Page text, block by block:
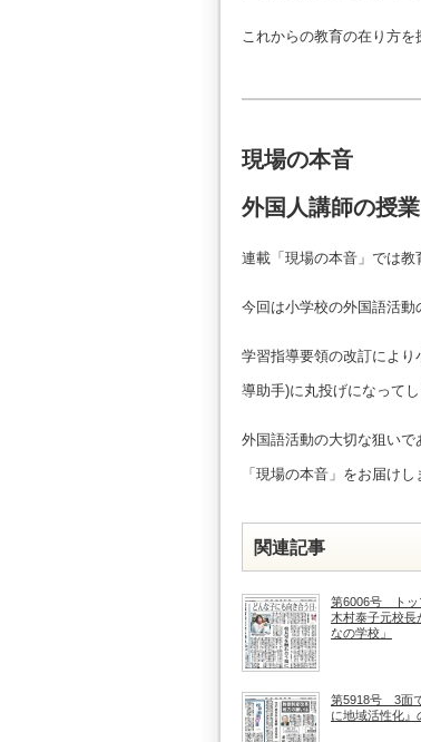
これからの教育の在り方を
現場の本音
外国人講師の授業
連載「現場の本音」では教
今回は小学校の外国語活動
学習指導要領の改訂によ
導助手)に丸投げになって
外国語活動の大切な狙い
「現場の本音」をお届けし
関連記事
第6006号 トッ
木村泰子元校長
なの学校」
第5918号 3面
に地域活性化』